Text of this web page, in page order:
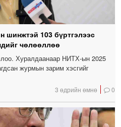
103 бүртгэлээс
чөлөөллөө
Хуралдаанаар НИТХ-ын 2025
журмын зарим хэсгийг
3 өдрийн өмнө 0